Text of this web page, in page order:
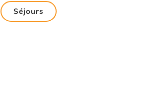
Séjours